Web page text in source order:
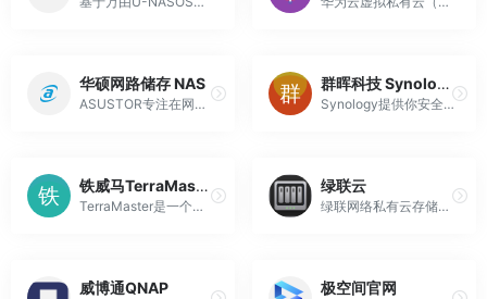
华硕网路储存 NAS
ASUSTOR专注在网路储存装置(NAS)的设计及研发，提供家庭、SOHO及中小企业用户档案存储、备份、NVR监控等完善解决方案，是由华硕电脑(ASUS)所直接投资成立的品牌。
群晖科技 Synology
Synology提供你安全、高效率的资料管理系统，确保你能从容掌握极速成长的庞大数位资料，从中取得竞争优势。
铁威马TerraMaster
TerraMaster是一个专业品牌，在40多个国家/地区提供高性能数据存储解决方案，包括NAS、DAS、RAID存储等。
绿联云
绿联网络私有云存储产品中心，绿联私有云产品详情
威博通QNAP 极空间官网